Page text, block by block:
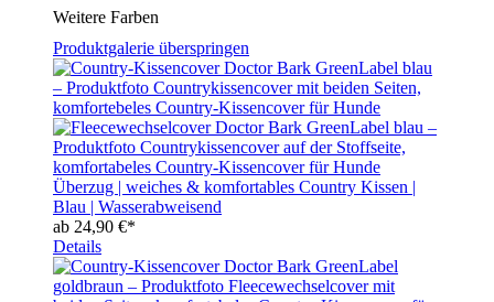
Weitere Farben
Produktgalerie überspringen
Überzug | weiches & komfortables Country Kissen |
Blau | Wasserabweisend
ab 24,90 €*
Details